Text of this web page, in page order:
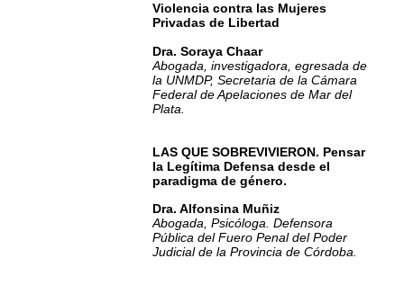
Violencia contra las Mujeres
Privadas de Libertad
Dra. Soraya Chaar
Abogada, investigadora, egresada de
la UNMDP, Secretaria de la Cámara
Federal de Apelaciones de Mar del
Plata.
LAS QUE SOBREVIVIERON. Pensar
la Legítima Defensa desde el
paradigma de género.
Dra. Alfonsina Muñiz
Abogada, Psicóloga. Defensora
Pública del Fuero Penal del Poder
Judicial de la Provincia de Córdoba.